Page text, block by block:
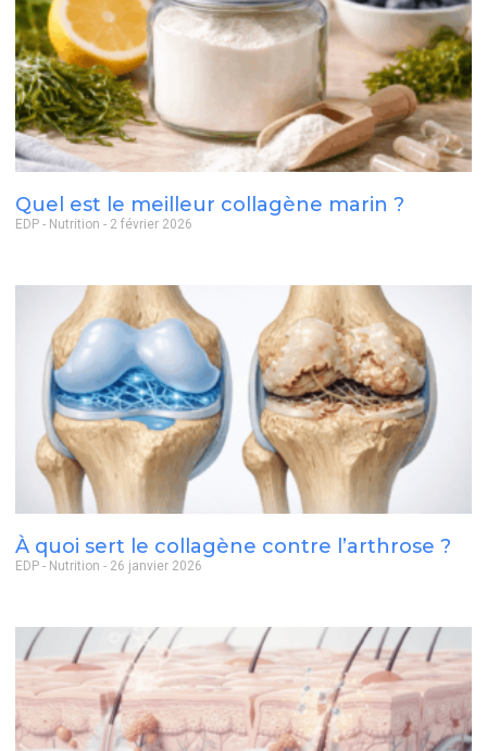
Quel est le meilleur collagène marin ?
EDP - Nutrition 2 février 2026
À quoi sert le collagène contre l’arthrose ?
EDP - Nutrition 26 janvier 2026